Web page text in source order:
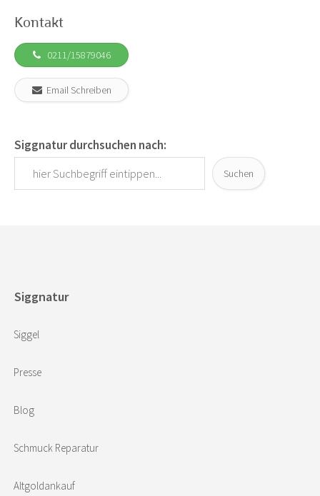
Kontakt
0211/15879046
Email Schreiben
Siggnatur durchsuchen nach:
Suchen
Siggnatur
Siggel
Presse
Blog
Schmuck Reparatur
Altgoldankauf